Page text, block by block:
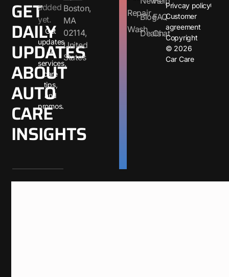
GET
DAILY
UPDATES
ABOUT
AUTO
CARE
INSIGHTS
added
yet.
Get
updates
on
services,
care
tips,
and
promos.
Boston,
MA
02114,
United
States
Repair
Wash
Blog
Deals
FAQ
ChatCopyright
© 2026
Car Care
Privcay policy
Customer
agreement